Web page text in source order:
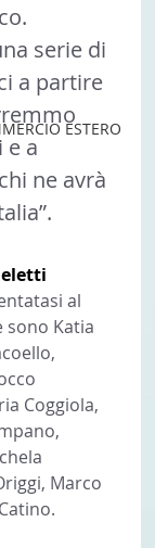
ESTERO
serie di
a partire
e a
ne avrà
al
sono Katia
Coggiola,
Marco